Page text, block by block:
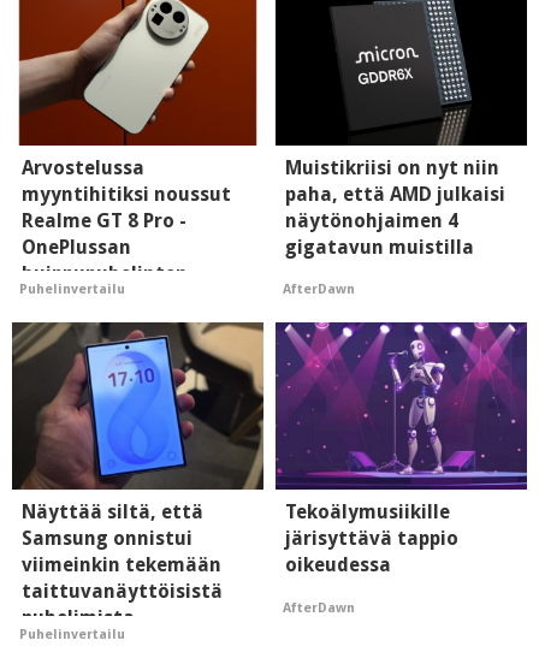
Arvostelussa
myyntihitiksi noussut
Realme GT 8 Pro -
OnePlussan
huippupuhelinten
"perillinen"
Puhelinvertailu
Muistikriisi on nyt niin
paha, että AMD julkaisi
näytönohjaimen 4
gigatavun muistilla
AfterDawn
Näyttää siltä, että
Samsung onnistui
viimeinkin tekemään
taittuvanäyttöisistä
puhelimista
supersuosittuja
Puhelinvertailu
Tekoälymusiikille
järisyttävä tappio
oikeudessa
AfterDawn